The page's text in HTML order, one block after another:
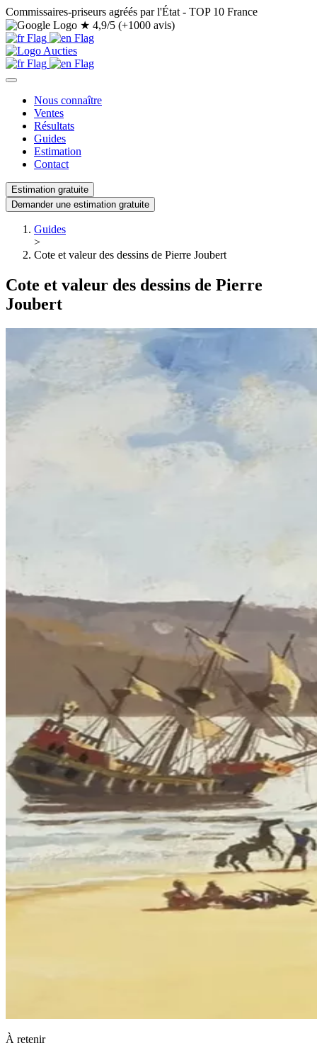
Commissaires-priseurs agréés par l'État - TOP 10 France
★ 4,9/5 (+1000 avis)
Nous connaître
Ventes
Résultats
Guides
Estimation
Contact
Estimation gratuite
Demander une estimation gratuite
Guides
>
Cote et valeur des dessins de Pierre Joubert
Cote et valeur des dessins de Pierre
Joubert
À retenir